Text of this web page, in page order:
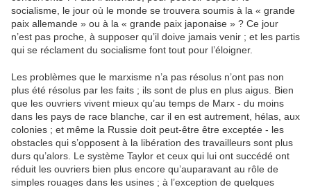
socialisme, le jour où le monde se trouvera soumis à la « grande
paix allemande » ou à la « grande paix japonaise » ? Ce jour
n’est pas proche, à supposer qu’il doive jamais venir ; et les partis
qui se réclament du socialisme font tout pour l’éloigner.
Les problèmes que le marxisme n’a pas résolus n’ont pas non
plus été résolus par les faits ; ils sont de plus en plus aigus. Bien
que les ouvriers vivent mieux qu’au temps de Marx - du moins
dans les pays de race blanche, car il en est autrement, hélas, aux
colonies ; et même la Russie doit peut-être être exceptée - les
obstacles qui s’opposent à la libération des travailleurs sont plus
durs qu’alors. Le système Taylor et ceux qui lui ont succédé ont
réduit les ouvriers bien plus encore qu’auparavant au rôle de
simples rouages dans les usines ; à l’exception de quelques